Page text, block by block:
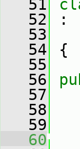
   51
   52
:
   53
   54
{
   55
   56
   57
   58
   59
   60